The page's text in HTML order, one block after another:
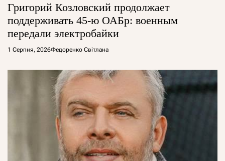
Григорий Козловский продолжает
поддерживать 45-ю ОАБр: военным
передали электробайки
1 Серпня, 2026Федоренко Світлана